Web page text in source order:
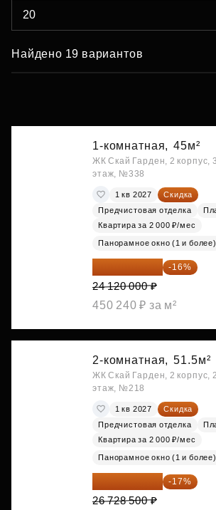
Найдено 19 вариантов
1-комнатная, 45м²
ЖК Скай Гарден, 2 корпус,
этаж, №338
1 кв 2027
Скидка
Предчистовая отделка
Квартира за 2 000 ₽/мес
Панорамное окно (1 и более)
20 260 800 ₽ -16%
24 120 000 ₽
450 240 ₽ за м²
2-комнатная, 51.5м²
ЖК Скай Гарден, 2 корпус,
этаж, №218
1 кв 2027
Скидка
Предчистовая отделка
Квартира за 2 000 ₽/мес
Панорамное окно (1 и более)
22 184 655 ₽ -17%
26 728 500 ₽